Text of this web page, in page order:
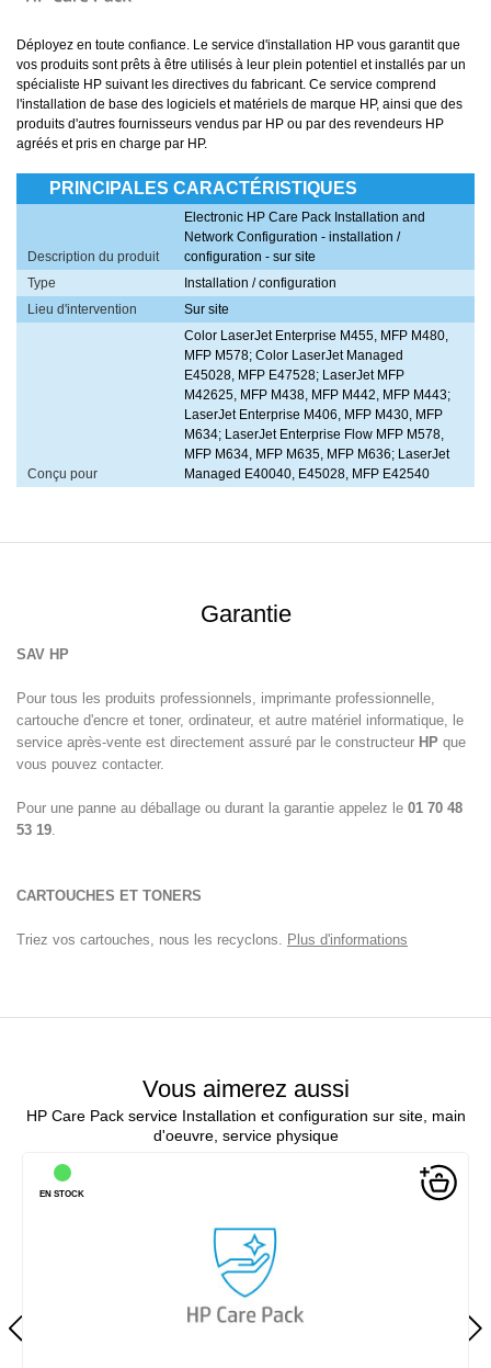
Déployez en toute confiance. Le service d'installation HP vous garantit que
vos produits sont prêts à être utilisés à leur plein potentiel et installés par un
spécialiste HP suivant les directives du fabricant. Ce service comprend
l'installation de base des logiciels et matériels de marque HP, ainsi que des
produits d'autres fournisseurs vendus par HP ou par des revendeurs HP
agréés et pris en charge par HP.
PRINCIPALES CARACTÉRISTIQUES
Description du produit
Electronic HP Care Pack Installation and
Network Configuration - installation /
configuration - sur site
Type
Installation / configuration
Lieu d'intervention
Sur site
Conçu pour
Color LaserJet Enterprise M455, MFP M480,
MFP M578; Color LaserJet Managed
E45028, MFP E47528; LaserJet MFP
M42625, MFP M438, MFP M442, MFP M443;
LaserJet Enterprise M406, MFP M430, MFP
M634; LaserJet Enterprise Flow MFP M578,
MFP M634, MFP M635, MFP M636; LaserJet
Managed E40040, E45028, MFP E42540
Garantie
SAV HP
Pour tous les produits professionnels, imprimante professionnelle,
cartouche d'encre et toner, ordinateur, et autre matériel informatique, le
service après-vente est directement assuré par le constructeur HP que
vous pouvez contacter.
Pour une panne au déballage ou durant la garantie appelez le 01 70 48
53 19.
CARTOUCHES ET TONERS
Triez vos cartouches, nous les recyclons. Plus d'informations
Vous aimerez aussi
HP Care Pack service Installation et configuration sur site, main
d'oeuvre, service physique
EN STOCK